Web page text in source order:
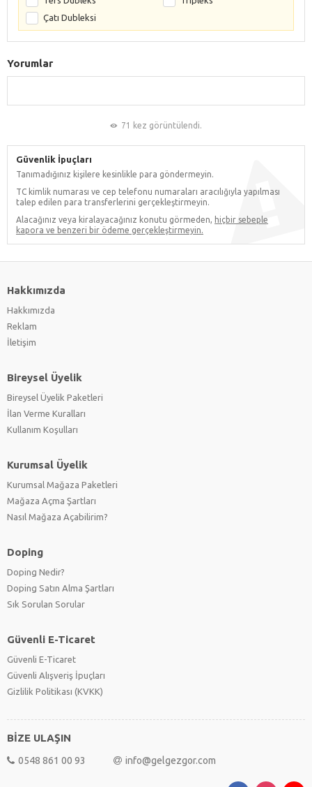
Çatı Dubleksi
Yorumlar
71 kez görüntülendi.
Güvenlik İpuçları
Tanımadığınız kişilere kesinlikle para göndermeyin.
TC kimlik numarası ve cep telefonu numaraları aracılığıyla yapılması
talep edilen para transferlerini gerçekleştirmeyin.
Alacağınız veya kiralayacağınız konutu görmeden, hiçbir sebeple
kapora ve benzeri bir ödeme gerçekleştirmeyin.
Hakkımızda
Hakkımızda
Reklam
İletişim
Bireysel Üyelik
Bireysel Üyelik Paketleri
İlan Verme Kuralları
Kullanım Koşulları
Kurumsal Üyelik
Kurumsal Mağaza Paketleri
Mağaza Açma Şartları
Nasıl Mağaza Açabilirim?
Doping
Doping Nedir?
Doping Satın Alma Şartları
Sık Sorulan Sorular
Güvenli E-Ticaret
Güvenli E-Ticaret
Güvenli Alışveriş İpuçları
Gizlilik Politikası (KVKK)
BİZE ULAŞIN
0548 861 00 93 info@gelgezgor.com